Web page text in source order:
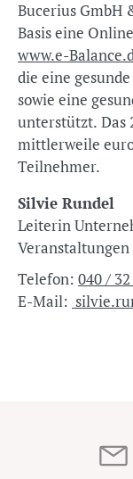
Bucerius GmbH
Basis eine
www.e-
die eine
sowie eine
unterstützt. Das
mittlerweile
Teilnehmer.
Silvie Rundel
Leiterin Unternehmenskommunikation und
Veranstaltungen
Telefon: 040 /
E-Mail: